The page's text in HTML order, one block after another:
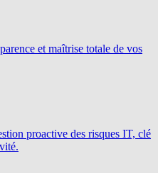
et maîtrise totale de vos
proactive des risques IT, clé